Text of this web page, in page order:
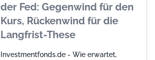
der Fed: Gegenwind für den
Kurs, Rückenwind für die
Langfrist-These
Investmentfonds.de - Wie erwartet,